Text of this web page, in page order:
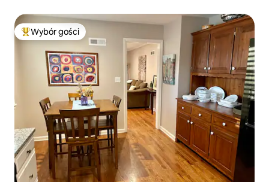
Najpopularniejsze z kategorii Wybór gości
Wybór gości